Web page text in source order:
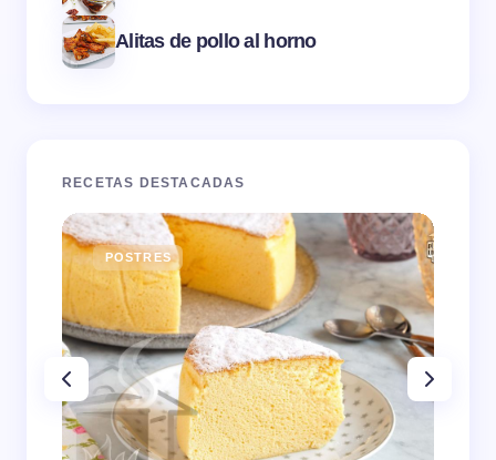
Alitas de pollo al horno
RECETAS DESTACADAS
POSTRES